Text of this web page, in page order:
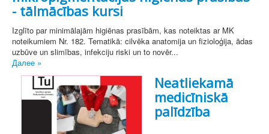
- tālmācības kursi
Izglīto par minimālajām higiēnas prasībām, kas noteiktas ar MK
noteikumiem Nr. 182. Tematikā: cilvēka anatomija un fizioloģija, ādas
uzbūve un slimības, infekciju riski un to novēr...
Далее »
Neatliekamā
medicīniskā
palīdzība